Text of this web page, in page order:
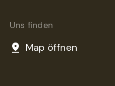
Uns finden
Map öffnen